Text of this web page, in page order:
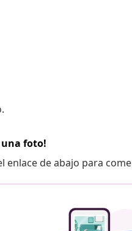
una foto!
enlace de abajo para